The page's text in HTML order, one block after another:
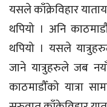
यसले काँक्रेविहार
थपियो । अनि
थपियो । यसले
जाने यात्रुहरुले जब
काठमाडौँको यात्रा